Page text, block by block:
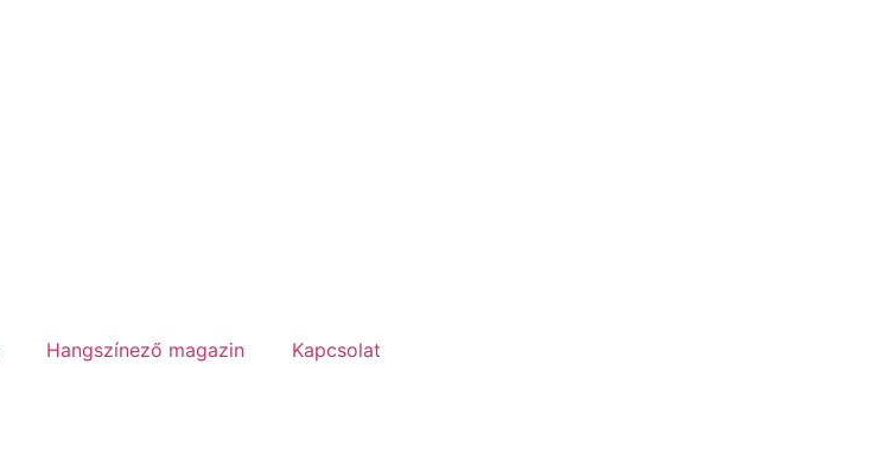
Hangszínező magazin Kapcsolat